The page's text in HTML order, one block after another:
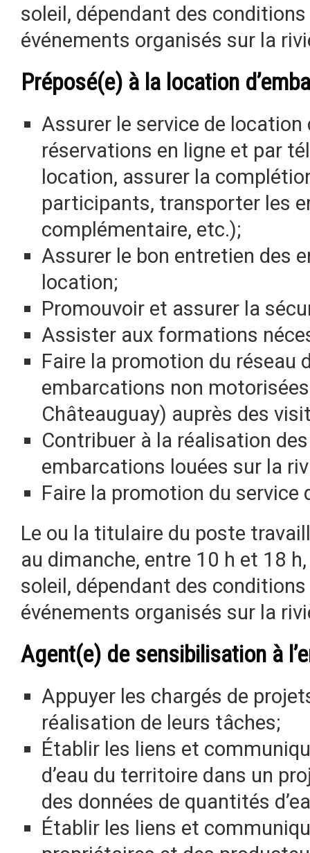
soleil, dépendant des
événements organisés sur la
Préposé(e) à la location
Assurer le service de
réservations en ligne et par
location, assurer la
participants, transporter les
complémentaire, etc.);
Assurer le bon entretien des
location;
Promouvoir et assurer la
Assister aux formations
Faire la promotion du réseau
embarcations non
Châteauguay) auprès des
Contribuer à la réalisation
embarcations louées sur la
Faire la promotion du service
Le ou la titulaire du poste
au dimanche, entre 10 h et 18
soleil, dépendant des
événements organisés sur la
Agent(e) de sensibilisation à
Appuyer les chargés de
réalisation de leurs tâches;
Établir les liens et
d’eau du territoire dans un
des données de quantités
Établir les liens et